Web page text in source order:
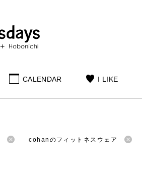
CALENDAR I LIKE
cohanのフィットネスウェア